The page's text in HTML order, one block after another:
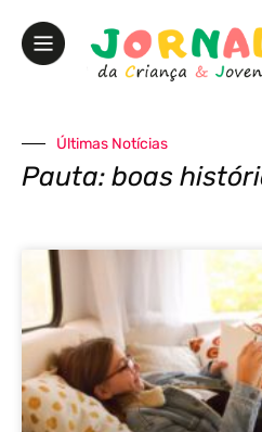
Últimas Notícias
Pauta: boas